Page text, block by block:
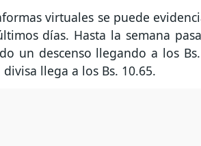
virtuales se puede
días. Hasta la semana
un descenso llegando a los
llega a los Bs. 10.65.